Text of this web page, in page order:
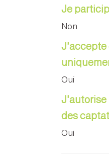
Je
Non
J'accepte
Oui
J'autorise
des
Oui